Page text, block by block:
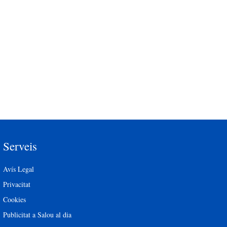
Serveis
Avís Legal
Privacitat
Cookies
Publicitat a Salou al dia